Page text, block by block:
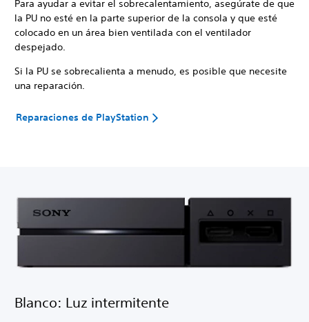
Para ayudar a evitar el sobrecalentamiento, asegúrate de que
la PU no esté en la parte superior de la consola y que esté
colocado en un área bien ventilada con el ventilador
despejado.
Si la PU se sobrecalienta a menudo, es posible que necesite
una reparación.
Reparaciones de PlayStation
Blanco: Luz intermitente